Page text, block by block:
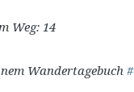
Weg: 14
Wandertagebuch